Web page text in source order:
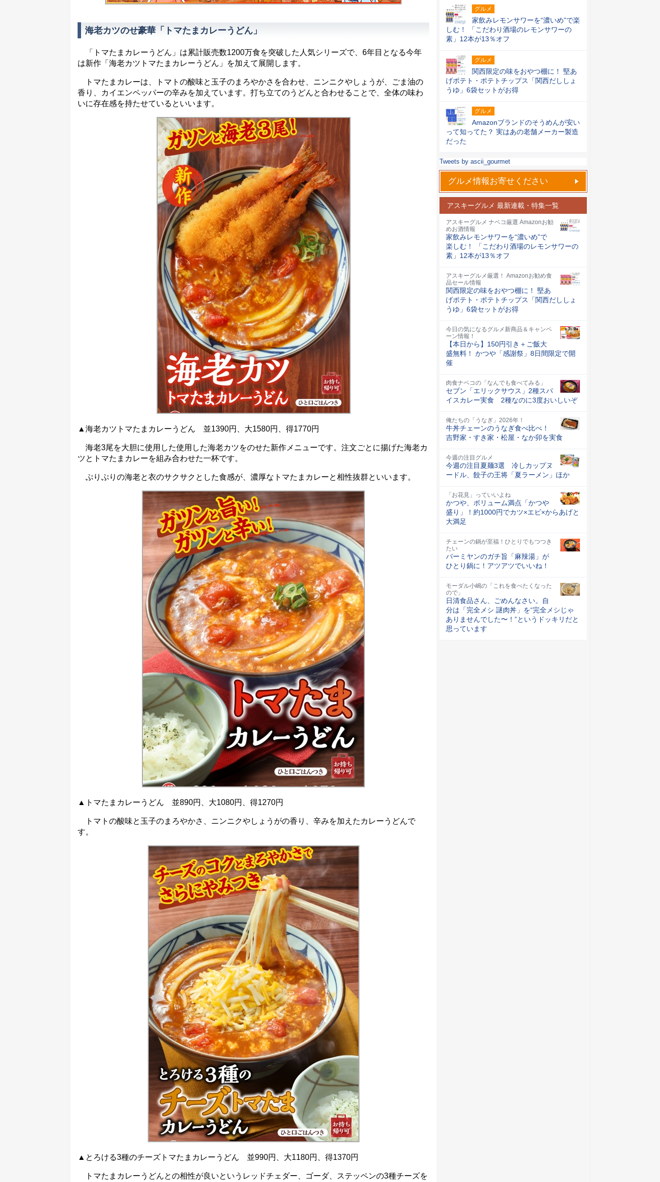
海老カツのせ豪華「トマたまカレーうどん」
「トマたまカレーうどん」は累計販売数1200万食を突破した人気シリーズで、6年目となる今年
は新作「海老カツトマたまカレーうどん」を加えて展開します。
トマたまカレーは、トマトの酸味と玉子のまろやかさを合わせ、ニンニクやしょうが、ごま油の
香り、カイエンペッパーの辛みを加えています。打ち立てのうどんと合わせることで、全体の味わ
いに存在感を持たせているといいます。
▲海老カツトマたまカレーうどん 並1390円、大1580円、得1770円
海老3尾を大胆に使用した使用した海老カツをのせた新作メニューです。注文ごとに揚げた海老カ
ツとトマたまカレーを組み合わせた一杯です。
ぷりぷりの海老と衣のサクサクとした食感が、濃厚なトマたまカレーと相性抜群といいます。
▲トマたまカレーうどん 並890円、大1080円、得1270円
トマトの酸味と玉子のまろやかさ、ニンニクやしょうがの香り、辛みを加えたカレーうどんで
す。
▲とろける3種のチーズトマたまカレーうどん 並990円、大1180円、得1370円
トマたまカレーうどんとの相性が良いというレッドチェダー、ゴーダ、ステッペンの3種チーズを
グルメ
家飲みレモンサワーを“濃いめ”で楽
しむ！ 「こだわり酒場のレモンサワーの
素」12本が13％オフ
グルメ
関西限定の味をおやつ棚に！ 堅あ
げポテト・ポテトチップス「関西だししょ
うゆ」6袋セットがお得
グルメ
Amazonブランドのそうめんが安い
って知ってた？ 実はあの老舗メーカー製造
だった
Tweets by ascii_gourmet
グルメ情報お寄せください
アスキーグルメ 最新連載・特集一覧
アスキーグルメ ナベコ厳選 Amazonお勧
めお酒情報
家飲みレモンサワーを“濃いめ”で
楽しむ！ 「こだわり酒場のレモンサワーの
素」12本が13％オフ
アスキーグルメ厳選！ Amazonお勧め食
品セール情報
関西限定の味をおやつ棚に！ 堅あ
げポテト・ポテトチップス「関西だししょ
うゆ」6袋セットがお得
今日の気になるグルメ新商品＆キャンペ
ーン情報！
【本日から】150円引き＋ご飯大
盛無料！ かつや「感謝祭」8日間限定で開
催
肉食ナベコの「なんでも食べてみる」
セブン「エリックサウス」2種スパ
イスカレー実食 2種なのに3度おいしいぞ
俺たちの「うなぎ」2026年！
牛丼チェーンのうなぎ食べ比べ！
吉野家・すき家・松屋・なか卯を実食
今週の注目グルメ
今週の注目夏麺3選 冷しカップヌ
ードル、餃子の王将「夏ラーメン」ほか
「お花見」っていいよね
かつや、ボリューム満点「かつや
盛り」！約1000円でカツ×エビ×からあげと
大満足
チェーンの鍋が至福！ひとりでもつつき
たい
バーミヤンのガチ旨「麻辣湯」が
ひとり鍋に！アツアツでいいね！
モーダル小嶋の「これを食べたくなった
ので」
日清食品さん、ごめんなさい。自
分は「完全メシ 謎肉丼」を“完全メシじゃ
ありませんでした〜！”というドッキリだと
思っています